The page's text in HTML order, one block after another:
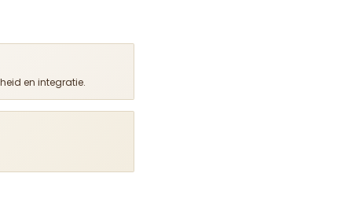
en integratie.